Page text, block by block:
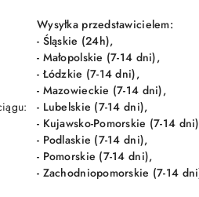
Wysyłka przedstawicielem:
- Śląskie (24h),
- Małopolskie (7-14 dni),
- Łódzkie (7-14 dni),
- Mazowieckie (7-14 dni),
- Lubelskie (7-14 dni),
- Kujawsko-Pomorskie (7-14
- Podlaskie (7-14 dni),
- Pomorskie (7-14 dni),
- Zachodniopomorskie (7-14